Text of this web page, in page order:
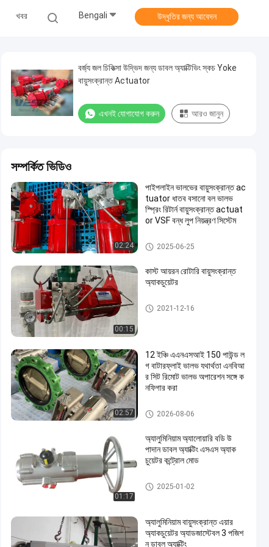
খবর Bengali উদ্ধৃতির জন্য আবেদন
বর্জ্য জল চিকিত্সা উদ্ভিদ জন্য ডাবল অ্যাক্টিভিং স্কচ Yoke
বায়ুসংক্রান্ত Actuator
এখনই যোগাযোগ করুন আরও জানুন
সম্পর্কিত ভিডিও
02:24
পাইপলাইন ভালভের বায়ুসংক্রান্ত ac
tuator ধাতব বসানো বল ভালভ
স্প্রিং রিটার্ন বায়ুসংক্রান্ত actuat
or VSF বন্ধ লুপ নিয়ন্ত্রণ সিস্টেম
স্কচ Yoke বায়ুসংক্রান্ত Actuator
2025-06-25
00:15
কাস্ট আয়রন রোটারি বায়ুসংক্রান্ত
অ্যাকচুয়েটর
স্কচ Yoke বায়ুসংক্রান্ত Actuator
2021-12-16
02:57
12 ইঞ্চি এএনএসআই 150 পাউন্ড ল
গ বাটারফ্লাই ভালভ যথার্থতা এনবিআ
র সিট রিমোট ভালভ অপারেশন সঙ্গে ক
নফিগার করা
বায়ুসংক্রান্ত প্রজাপতি ভালভ
2026-08-06
01:17
অ্যালুমিনিয়াম অ্যালোয়ারি বডি উ
পাদান ডাবল অ্যাক্টিং এসএস অ্যাক
চুয়েটর কন্ট্রোল মোড
বায়ুসংক্রান্ত র্যাক এবং Pinion Actuat
or
2025-01-02
অ্যালুমিনিয়াম বায়ুসংক্রান্ত এয়ার
অ্যাকচুয়েটর অ্যাডজাস্টেবল 3 পজিশ
ন ডাবল অ্যাক্টিং